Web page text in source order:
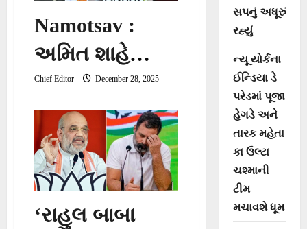
Namotsav :
અમિત શાહે
અમદાવાદમાં PM
મોદીના જીવન
પર આધારિત
મલ્ટિમીડિયા શૉનું
ઉદ્ઘાટન કર્યું
Chief Editor December 28, 2025
‘રાહુલ બાબા
સપનું અધૂરું
રહ્યું
ન્યૂ યોર્કના
ઈન્ડિયા ડે
પરેડમાં પૂજા
હેગડે અને
તારક મહેતા
કા ઉલ્ટા
ચશ્માની
ટીમ
મચાવશે ધૂમ